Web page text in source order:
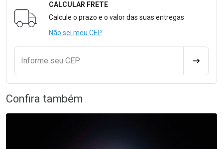
Formulário para Calcular o Frete
CALCULAR FRETE
Calcule o prazo e o valor das suas entregas
Não sei meu CEP
Informe seu CEP
Confira também